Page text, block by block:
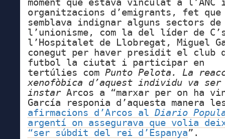
moment que estava vinculat a l’ANC
organitzacions d’emigrants, fet que
semblava indignar alguns sectors de
l’unionisme, com la del líder de
l’Hospitalet de Llobregat, Miguel
conegut per haver presidit el club
futbol la ciutat i participar en
tertúlies com Punto Pelota. La
xenofòbica d’aquest individu va ser
instar Arcos a “marxar per on ha
García responia d’aquesta manera
afirmacions d’Arcos al Diario
argentí on assegurava que volia
“ser súbdit del rei d’Espanya” .